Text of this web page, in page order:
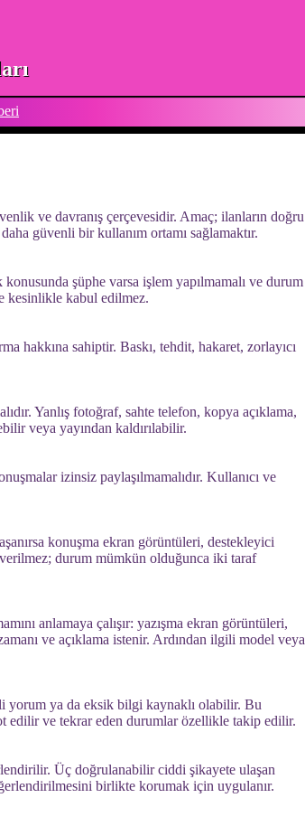
ve davranış çerçevesidir. Amaç; ilanların doğru
güvenli bir kullanım ortamı sağlamaktır.
şüphe varsa işlem yapılmamalı ve durum
kesinlikle kabul edilmez.
hakkına sahiptir. Baskı, tehdit, hakaret, zorlayıcı
Yanlış fotoğraf, sahte telefon, kopya açıklama,
veya yayından kaldırılabilir.
izinsiz paylaşılmamalıdır. Kullanıcı ve
konuşma ekran görüntüleri, destekleyici
durum mümkün olduğunca iki taraf
anlamaya çalışır: yazışma ekran görüntüleri,
ve açıklama istenir. Ardından ilgili model veya
yorum ya da eksik bilgi kaynaklı olabilir. Bu
edilir ve tekrar eden durumlar özellikle takip edilir.
Üç doğrulanabilir ciddi şikayete ulaşan
birlikte korumak için uygulanır.